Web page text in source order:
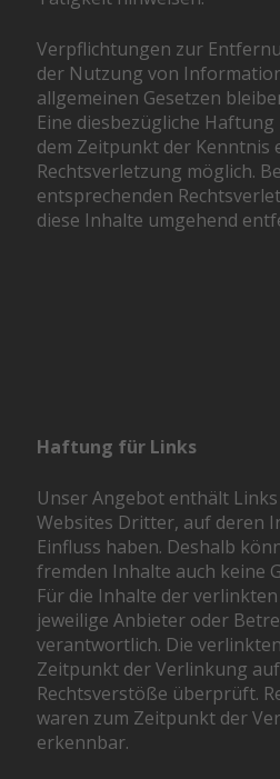
Verpflichtungen zur
der Nutzung von
allgemeinen Gesetzen
Eine diesbezügliche
dem Zeitpunkt der Kenntnis
Rechtsverletzung möglich.
entsprechenden
diese Inhalte umgehend
Haftung für Links
Unser Angebot enthält
Websites Dritter, auf deren
Einfluss haben. Deshalb
fremden Inhalte auch keine
Für die Inhalte der
jeweilige Anbieter oder
verantwortlich. Die
Zeitpunkt der Verlinkung
Rechtsverstöße überprüft.
waren zum Zeitpunkt der
erkennbar.